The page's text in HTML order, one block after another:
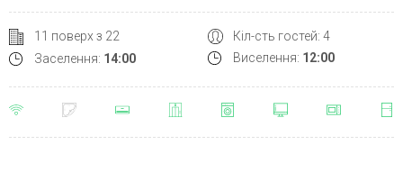
11 поверх з 22
Заселення: 14:00
Кіл-сть гостей: 4
Виселення: 12:00